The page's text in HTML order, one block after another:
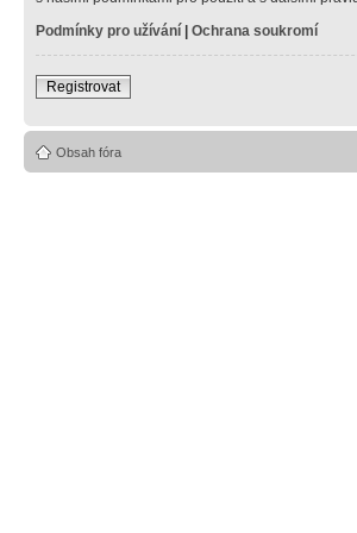
Podmínky pro užívání | Ochrana soukromí
Registrovat
Obsah fóra